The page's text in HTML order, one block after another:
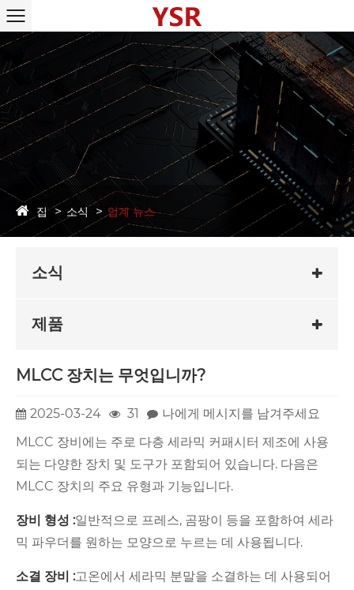
집 소식 업계 뉴스
소식
제품
MLCC 장치는 무엇입니까?
2025-03-24 31
나에게 메시지를 남겨주세요
MLCC 장비에는 주로 다층 세라믹 커패시터 제조에 사용
되는 다양한 장치 및 도구가 포함되어 있습니다. 다음은
MLCC 장치의 주요 유형과 기능입니다.
장비 형성 :일반적으로 프레스, 곰팡이 등을 포함하여 세라
믹 파우더를 원하는 모양으로 누르는 데 사용됩니다.
소결 장비 :고온에서 세라믹 분말을 소결하는 데 사용되어